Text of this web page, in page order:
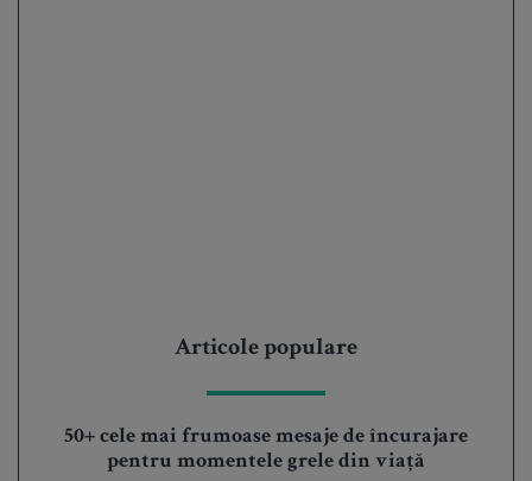
Articole populare
50+ cele mai frumoase mesaje de încurajare
pentru momentele grele din viață